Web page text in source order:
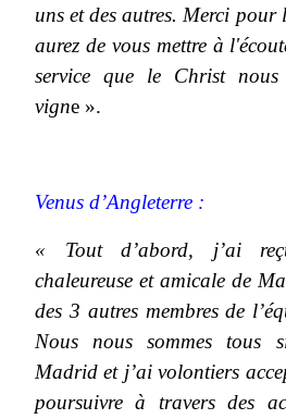
uns et des autres. Merci pour
aurez de vous mettre à
service que le Christ nous
vigne ».
Venus d’Angleterre :
« Tout d’abord, j’ai
chaleureuse et amicale de
des 3 autres membres de
Nous nous sommes tous
Madrid et j’ai volontiers
poursuivre à travers des